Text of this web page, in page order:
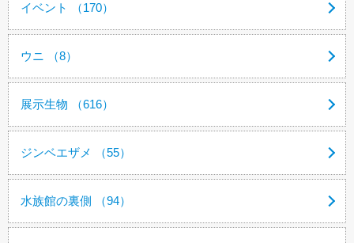
イベント （170）
ウニ （8）
展示生物 （616）
ジンベエザメ （55）
水族館の裏側 （94）